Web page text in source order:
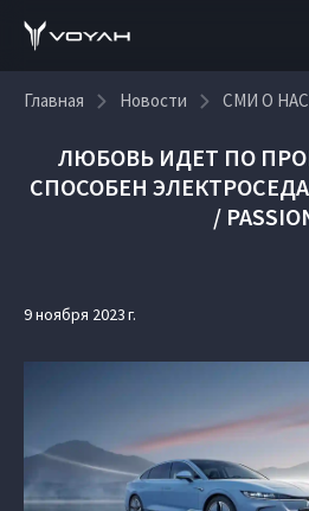
Главная Новости СМИ О НАС
ЛЮБОВЬ ИДЕТ ПО
СПОСОБЕН
/
9 ноября 2023 г.